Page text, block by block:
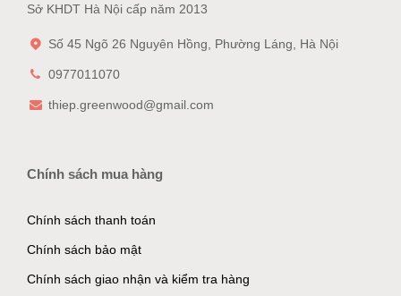
Sở KHDT Hà Nội cấp năm 2013
Số 45 Ngõ 26 Nguyên Hồng, Phường Láng, Hà Nội
0977011070
thiep.greenwood@gmail.com
Chính sách mua hàng
Chính sách thanh toán
Chính sách bảo mật
Chính sách giao nhận và kiểm tra hàng